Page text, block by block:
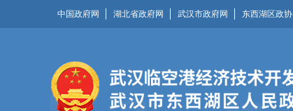
中国政府网 湖北省政府网 武汉市政府网 东西湖区政协